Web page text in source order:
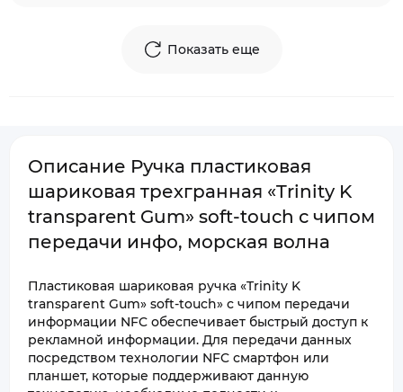
Показать еще
Описание Ручка пластиковая
шариковая трехгранная «Trinity K
transparent Gum» soft-touch с чипом
передачи инфо, морская волна
Пластиковая шариковая ручка «Trinity K
transparent Gum» soft-touch» с чипом передачи
информации NFC обеспечивает быстрый доступ к
рекламной информации. Для передачи данных
посредством технологии NFC смартфон или
планшет, которые поддерживают данную